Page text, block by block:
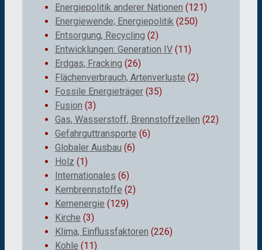
Energiepolitik anderer Nationen (121)
Energiewende; Energiepolitik (250)
Entsorgung, Recycling (2)
Entwicklungen: Generation IV (11)
Erdgas, Fracking (26)
Flächenverbrauch, Artenverluste (2)
Fossile Energieträger (35)
Fusion (3)
Gas, Wasserstoff, Brennstoffzellen (22)
Gefahrguttransporte (6)
Globaler Ausbau (6)
Holz (1)
Internationales (6)
Kernbrennstoffe (2)
Kernenergie (129)
Kirche (3)
Klima, Einflussfaktoren (226)
Kohle (11)